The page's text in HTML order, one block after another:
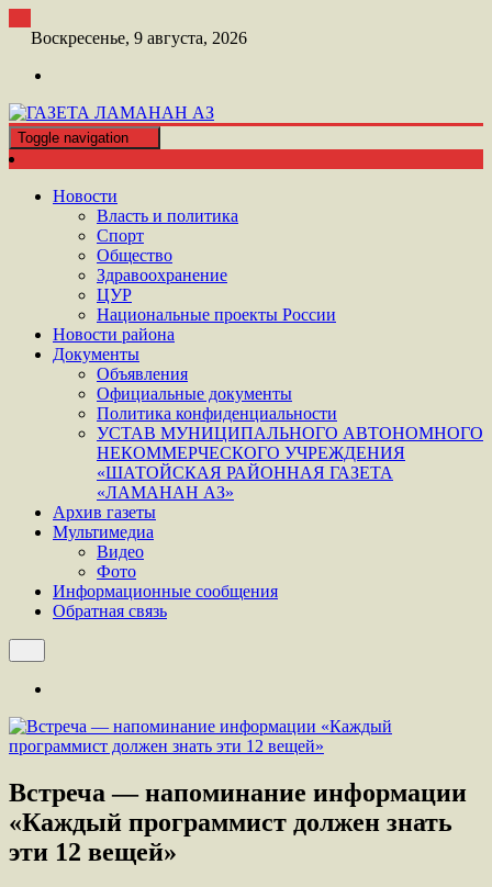
Воскресенье, 9 августа, 2026
ГАЗЕТА ЛАМАНАН АЗ
ШАТОЙСКАЯ ГАЗЕТА ЛАМАНАН АЗ
Toggle navigation
Новости
Власть и политика
Спорт
Общество
Здравоохранение
ЦУР
Национальные проекты России
Новости района
Документы
Объявления
Официальные документы
Политика конфиденциальности
УСТАВ МУНИЦИПАЛЬНОГО АВТОНОМНОГО
НЕКОММЕРЧЕСКОГО УЧРЕЖДЕНИЯ
«ШАТОЙСКАЯ РАЙОННАЯ ГАЗЕТА
«ЛАМАНАН АЗ»
Архив газеты
Мультимедиа
Видео
Фото
Информационные сообщения
Обратная связь
Встреча — напоминание информации
«Каждый программист должен знать
эти 12 вещей»